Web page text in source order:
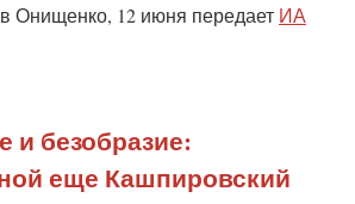
Онищенко, 12 июня передает ИА
и безобразие:
еще Кашпировский